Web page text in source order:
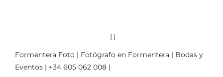
Formentera Foto | Fotógrafo en Formentera | Bodas y
Eventos | +34 605 062 008 |